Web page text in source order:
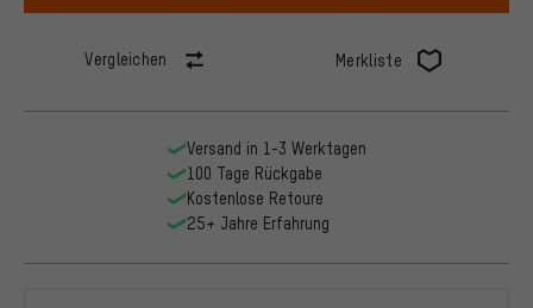
Vergleichen Merkliste
Versand in 1-3 Werktagen
100 Tage Rückgabe
Kostenlose Retoure
25+ Jahre Erfahrung